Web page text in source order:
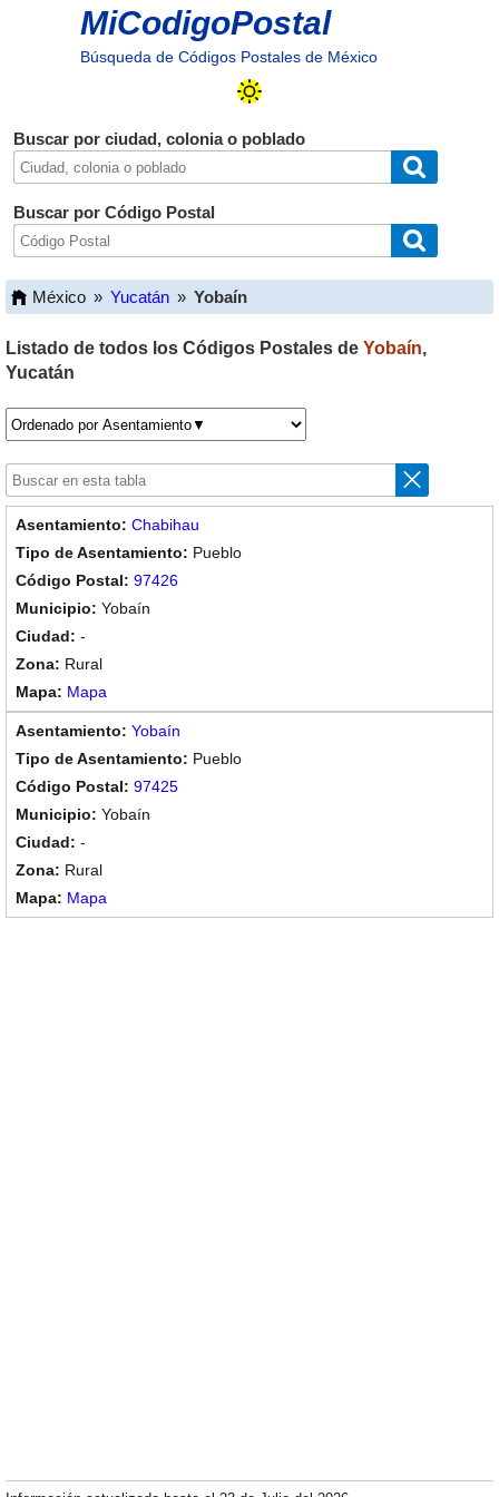
MiCodigoPostal
Búsqueda de Códigos Postales de México
Buscar por ciudad, colonia o poblado
Buscar por Código Postal
México » Yucatán » Yobaín
Listado de todos los Códigos Postales de Yobaín,
Yucatán
Chabihau
Pueblo
97426
Yobaín
-
Rural
Mapa
Yobaín
Pueblo
97425
Yobaín
-
Rural
Mapa